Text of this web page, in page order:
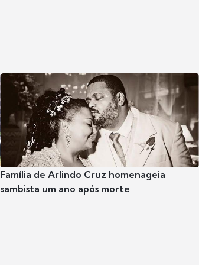
Família de Arlindo Cruz homenageia
sambista um ano após morte